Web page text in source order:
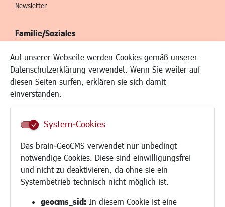
Auf unserer Webseite werden Cookies gemäß unserer
Datenschutzerklärung verwendet. Wenn Sie weiter auf
diesen Seiten surfen, erklären sie sich damit
einverstanden.
System-Cookies
Das brain-GeoCMS verwendet nur unbedingt
notwendige Cookies. Diese sind einwilligungsfrei
und nicht zu deaktivieren, da ohne sie ein
Systembetrieb technisch nicht möglich ist.
geocms_sid: In diesem Cookie ist eine
Newsletter
Familie/Soziales
Kinderbetreuung
Kinder und Jugend
Institutionen für Familien
Frauen
Schule
Demokratie leben
Ukrainehilfe
Hilfe für Geflüchtete
Religion